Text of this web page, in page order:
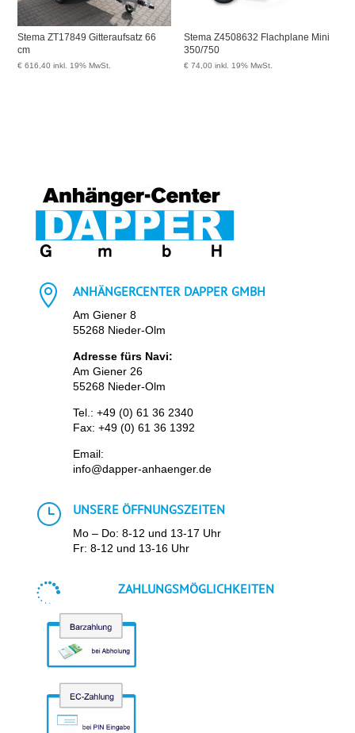
Stema ZT17849 Gitteraufsatz 66
cm
€ 616,40 inkl. 19% MwSt.
Stema Z4508632 Flachplane Mini
350/750
€ 74,00 inkl. 19% MwSt.
 ANHÄNGERCENTER DAPPER GMBH
Am Giener 8
55268 Nieder-Olm
Adresse fürs Navi:
Am Giener 26
55268 Nieder-Olm
Tel.: +49 (0) 61 36 2340
Fax: +49 (0) 61 36 1392
Email:
info@dapper-anhaenger.de
} UNSERE ÖFFNUNGSZEITEN
Mo – Do: 8-12 und 13-17 Uhr
Fr: 8-12 und 13-16 Uhr
 ZAHLUNGSMÖGLICHKEITEN